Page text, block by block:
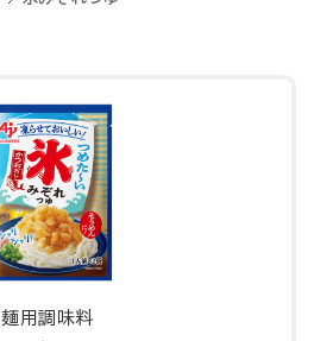
麺用調味料